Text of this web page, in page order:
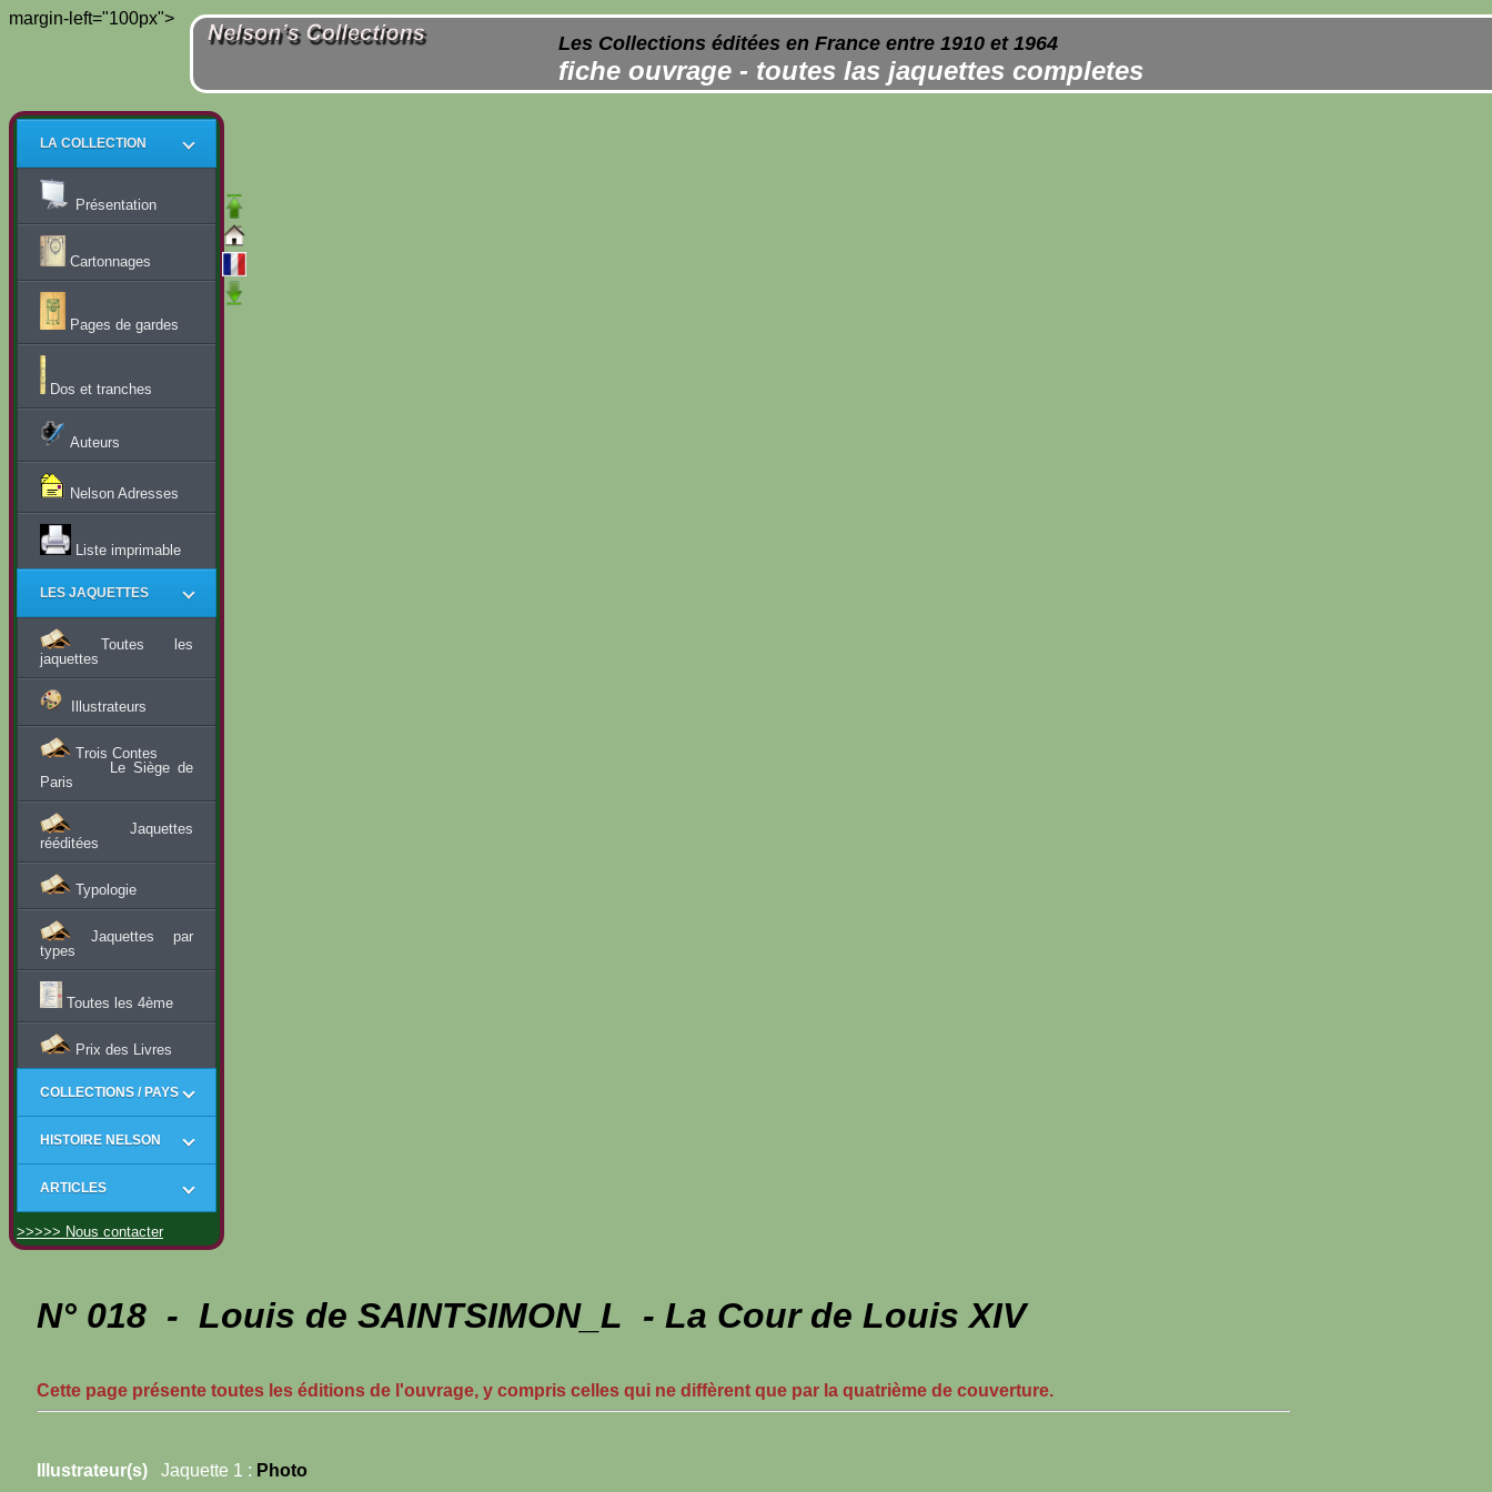
margin-left="100px">
Les Collections éditées en France entre 1910 et 1964
fiche ouvrage - toutes las jaquettes completes
LA COLLECTION
Présentation
Cartonnages
Pages de gardes
Dos et tranches
Auteurs
Nelson Adresses
Liste imprimable
LES JAQUETTES
Toutes les
jaquettes
Illustrateurs
Trois Contes
Le Siège de
Paris
Jaquettes
rééditées
Typologie
Jaquettes par
types
Toutes les 4ème
Prix des Livres
COLLECTIONS / PAYS
HISTOIRE NELSON
ARTICLES
>>>>> Nous contacter
N° 018 - Louis de SAINTSIMON_L - La Cour de Louis XIV
Cette page présente toutes les éditions de l'ouvrage, y compris celles qui ne diffèrent que par la quatrième de couverture.
Illustrateur(s) Jaquette 1 : Photo